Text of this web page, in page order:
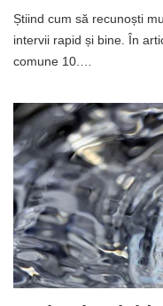
Știind cum să recunoști
intervii rapid și bine. În
comune 10.…